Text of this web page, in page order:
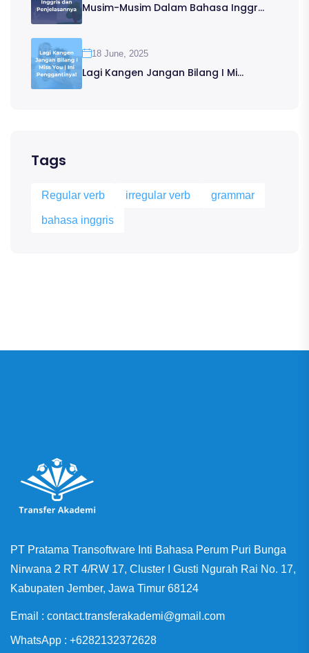
Musim-Musim Dalam Bahasa Inggr...
18 June, 2025
Lagi Kangen Jangan Bilang I Mi...
Tags
Regular verb irregular verb grammar
bahasa inggris
PT Pratama Transoftware Inti Bahasa Perum Puri Bunga
Nirwana 2 RT 4/RW 17, Cluster I Gusti Ngurah Rai No. 17,
Kabupaten Jember, Jawa Timur 68124
Email : contact.transferakademi@gmail.com
WhatsApp : +6282132372628